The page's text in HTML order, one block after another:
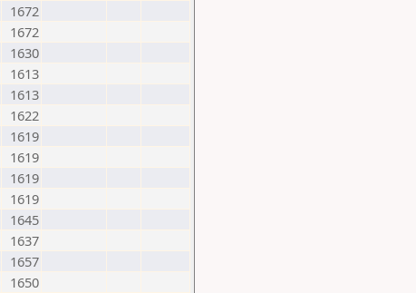
1672
1672
1630
1613
1613
1622
1619
1619
1619
1619
1645
1637
1657
1650